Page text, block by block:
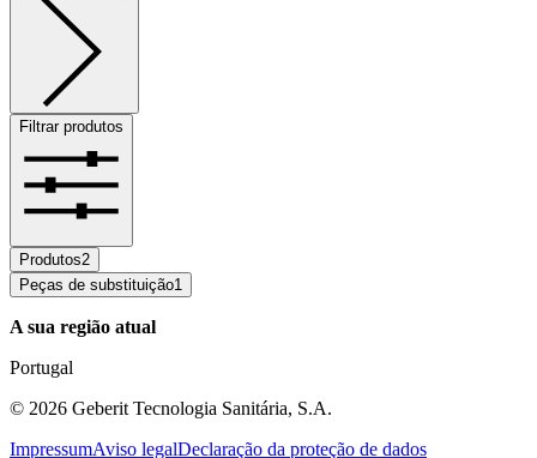
Filtrar produtos
Produtos2
Peças de substituição1
A sua região atual
Portugal
© 2026 Geberit Tecnologia Sanitária, S.A.
ImpressumAviso legalDeclaração da proteção de dados